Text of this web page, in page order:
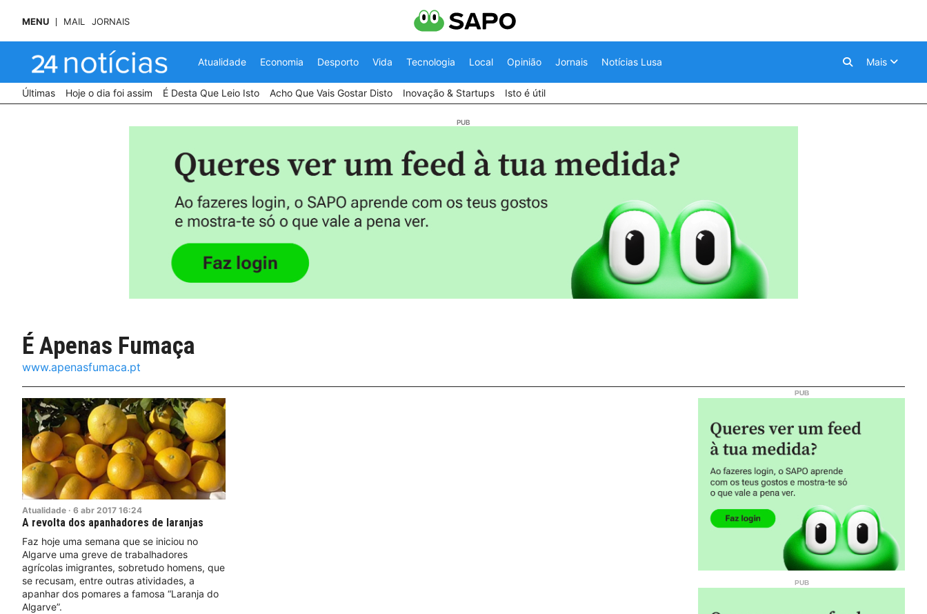
MENU MAIL JORNAIS
Atualidade Economia Desporto Vida Tecnologia Local Opinião Jornais Notícias Lusa Mais
Últimas Hoje o dia foi assim É Desta Que Leio Isto Acho Que Vais Gostar Disto Inovação & Startups Isto é útil
É Apenas Fumaça
www.apenasfumaca.pt
Atualidade · 6 abr 2017 16:24
A revolta dos apanhadores de laranjas
Faz hoje uma semana que se iniciou no
Algarve uma greve de trabalhadores
agrícolas imigrantes, sobretudo homens, que
se recusam, entre outras atividades, a
apanhar dos pomares a famosa “Laranja do
Algarve”.